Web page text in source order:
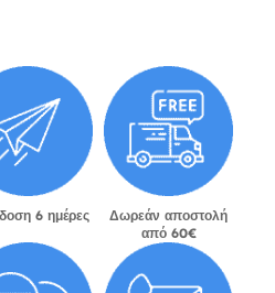
6 ημέρες
Δωρεάν αποστολή
από 60€